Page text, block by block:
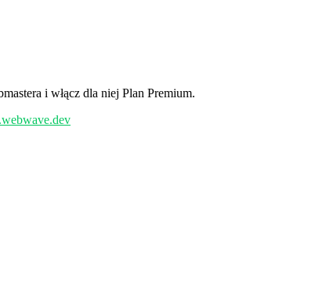
i włącz dla niej Plan Premium.